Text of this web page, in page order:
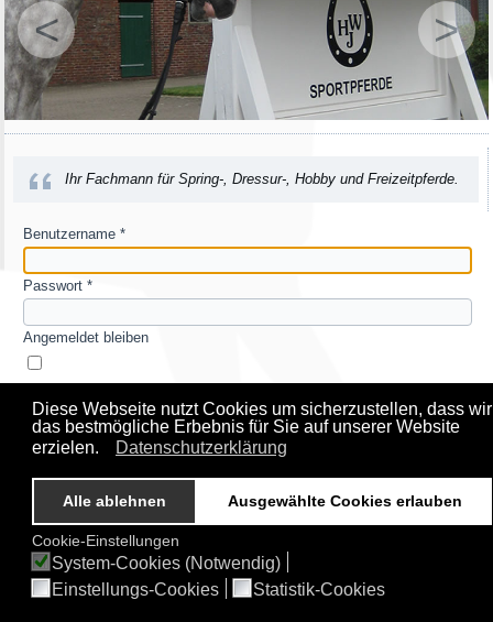
Diese Webseite nutzt Cookies um sicherzustellen, dass wir
das bestmögliche Erbebnis für Sie auf unserer Website
erzielen.
Datenschutzerklärung
Alle ablehnen Ausgewählte Cookies erlauben
Cookie-Einstellungen
System-Cookies (Notwendig)
Einstellungs-Cookies
Statistik-Cookies
< >
Ihr Fachmann für Spring-, Dressur-, Hobby und Freizeitpferde.
Benutzername *
Passwort *
Angemeldet bleiben
Passwort vergessen?
Benutzername vergessen?
Datenschutzerklärung
Hans-Jürgen Wiebusch © 2026